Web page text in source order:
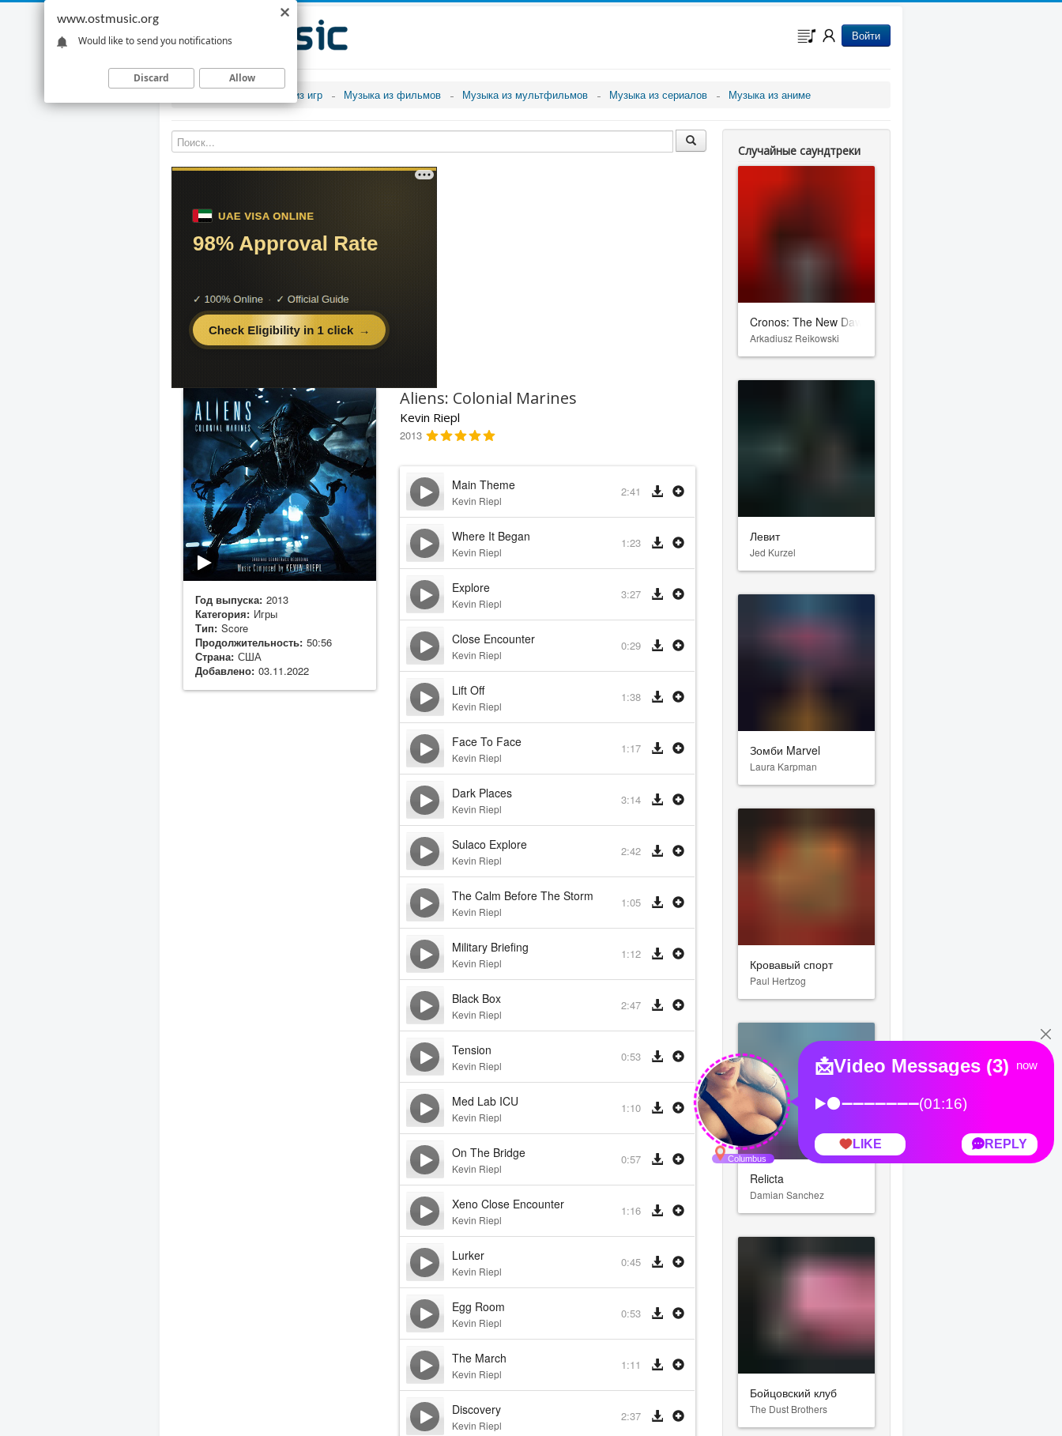
Войти
Музыка из игр Музыка из фильмов Музыка из мультфильмов Музыка из сериалов Музыка из аниме
Год выпуска: 2013
Категория: Игры
Тип: Score
Продолжительность: 50:56
Страна: США
Добавлено: 03.11.2022
Aliens: Colonial Marines
Kevin Riepl
2013
Main Theme
Kevin Riepl
2:41
Where It Began
Kevin Riepl
1:23
Explore
Kevin Riepl
3:27
Close Encounter
Kevin Riepl
0:29
Lift Off
Kevin Riepl
1:38
Face To Face
Kevin Riepl
1:17
Dark Places
Kevin Riepl
3:14
Sulaco Explore
Kevin Riepl
2:42
The Calm Before The Storm
Kevin Riepl
1:05
Military Briefing
Kevin Riepl
1:12
Black Box
Kevin Riepl
2:47
Tension
Kevin Riepl
0:53
Med Lab ICU
Kevin Riepl
1:10
On The Bridge
Kevin Riepl
0:57
Xeno Close Encounter
Kevin Riepl
1:16
Lurker
Kevin Riepl
0:45
Egg Room
Kevin Riepl
0:53
The March
Kevin Riepl
1:11
Discovery
Kevin Riepl
2:37
Случайные саундтреки
Cronos: The New Dawn
Arkadiusz Reikowski
Левит
Jed Kurzel
Зомби Marvel
Laura Karpman
Кровавый спорт
Paul Hertzog
Relicta
Damian Sanchez
Бойцовский клуб
The Dust Brothers
www.ostmusic.org
Would like to send you notifications
Discard Allow